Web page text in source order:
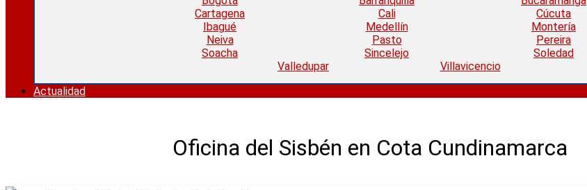
Cartagena
Cali
Cúcuta
Ibagué
Medellín
Montería
Neiva
Pasto
Pereira
Soacha
Sincelejo
Soledad
Valledupar
Villavicencio
Actualidad
Oficina del Sisbén en Cota Cundinamarca